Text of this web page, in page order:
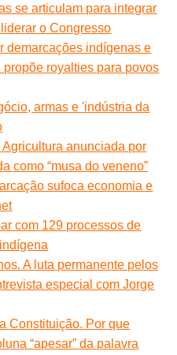
se articulam para integrar
o Congresso
demarcações indígenas e
royalties para povos
armas e 'indústria da
anunciada por
como “musa do veneno”
sufoca economia e
com 129 processos de
A luta permanente pelos
especial com Jorge
Constituição. Por que
“apesar” da palavra